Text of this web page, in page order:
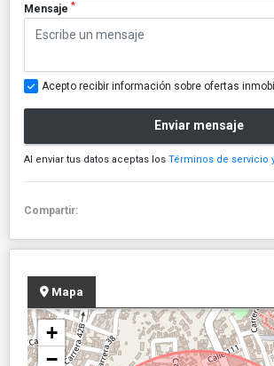
Mensaje *
Acepto recibir información sobre ofertas
Enviar mensaje
Al enviar tus datos aceptas los Términos de servicio
Compartir:
Mapa
+
−